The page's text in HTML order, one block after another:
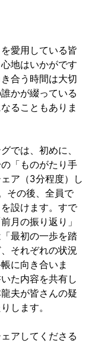
愛用している皆
地はいかがです
合う時間は大切
かが綴っている
ることもありま
では、初めに、
「ものがたり手
ア（3分程度）し
その後、全員で
設けます。すで
月の振り返り」
最初の一歩を踏
それぞれの状況
に向き合いま
た内容を共有し
夫が皆さんの疑
します。
アしてくださる